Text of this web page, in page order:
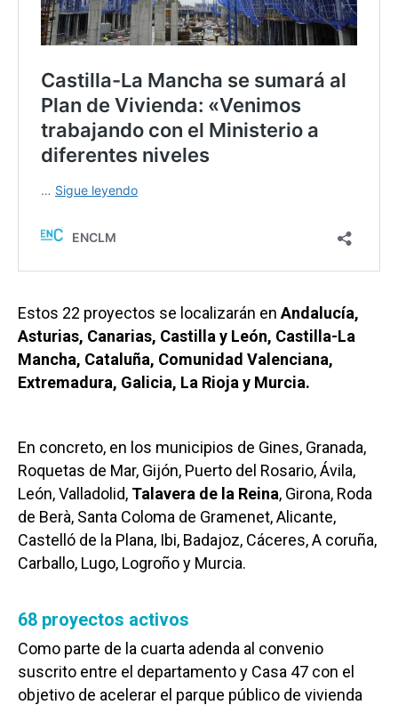
Estos 22 proyectos se localizarán en Andalucía,
Asturias, Canarias, Castilla y León, Castilla-La
Mancha, Cataluña, Comunidad Valenciana,
Extremadura, Galicia, La Rioja y Murcia.
En concreto, en los municipios de Gines, Granada,
Roquetas de Mar, Gijón, Puerto del Rosario, Ávila,
León, Valladolid, Talavera de la Reina, Girona, Roda
de Berà, Santa Coloma de Gramenet, Alicante,
Castelló de la Plana, Ibi, Badajoz, Cáceres, A coruña,
Carballo, Lugo, Logroño y Murcia.
68 proyectos activos
Como parte de la cuarta adenda al convenio
suscrito entre el departamento y Casa 47 con el
objetivo de acelerar el parque público de vivienda